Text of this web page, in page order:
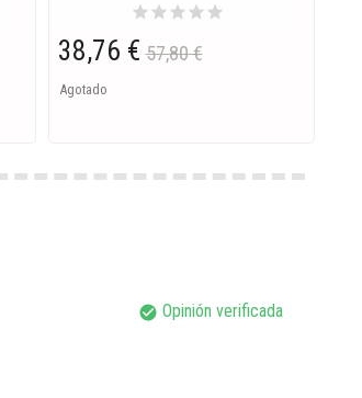
starstarstarstarstar
38,76 € 57,80 €
Agotado
check_circle Opinión verificada